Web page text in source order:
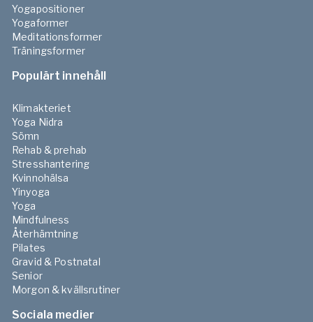
Yogapositioner
Yogaformer
Meditationsformer
Träningsformer
Populärt innehåll
Klimakteriet
Yoga Nidra
Sömn
Rehab & prehab
Stresshantering
Kvinnohälsa
Yinyoga
Yoga
Mindfulness
Återhämtning
Pilates
Gravid & Postnatal
Senior
Morgon & kvällsrutiner
Sociala medier